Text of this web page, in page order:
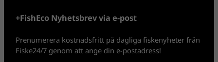
+FishEco Nyhetsbrev via e-post
Prenumerera kostnadsfritt på dagliga fiskenyheter från
Fiske24/7 genom att ange din e-postadress!